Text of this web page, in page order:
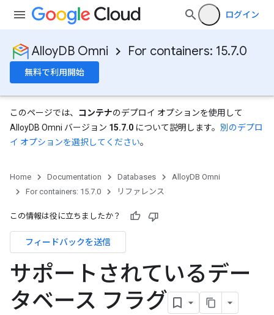
ログイン
AlloyDB Omni For containers: 15.7.0
無料で利用開始
このページでは、 コンテナのデプロイ オプションを使用して
AlloyDB Omni バージョン 15.7.0 について説明します。 別のデプロ
イ オプションを選択してください。
Home Documentation Databases
AlloyDB Omni
For containers: 15.7.0
リファレンス
この情報は役に立ちましたか？
フィードバックを送信
サポートされているデー
タベース フラグ